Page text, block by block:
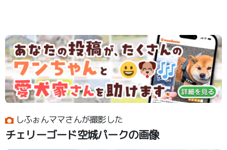
しふぉんママさんが撮影した
チェリーゴード空城パークの画像